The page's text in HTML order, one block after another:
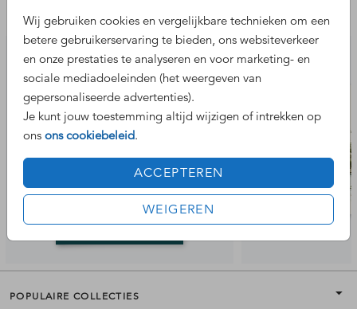
Wij gebruiken cookies en vergelijkbare technieken om een
betere gebruikerservaring te bieden, ons websiteverkeer
en onze prestaties te analyseren en voor marketing- en
sociale mediadoeleinden (het weergeven van
gepersonaliseerde advertenties).
Je kunt jouw toestemming altijd wijzigen of intrekken op
ons ons cookiebeleid.
ACCEPTEREN
WEIGEREN
Nog meer leuke ontwerpen
POPULAIRE COLLECTIES